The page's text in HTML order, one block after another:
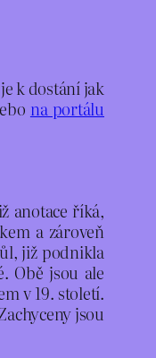
k dostání jak
na portálu
anotace říká,
a zároveň
již podnikla
Obě jsou ale
v 19. století.
jsou